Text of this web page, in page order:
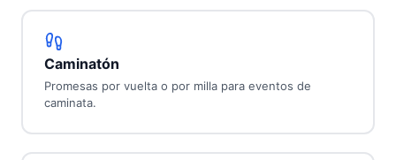
Caminatón
Promesas por vuelta o por milla para eventos de
caminata.